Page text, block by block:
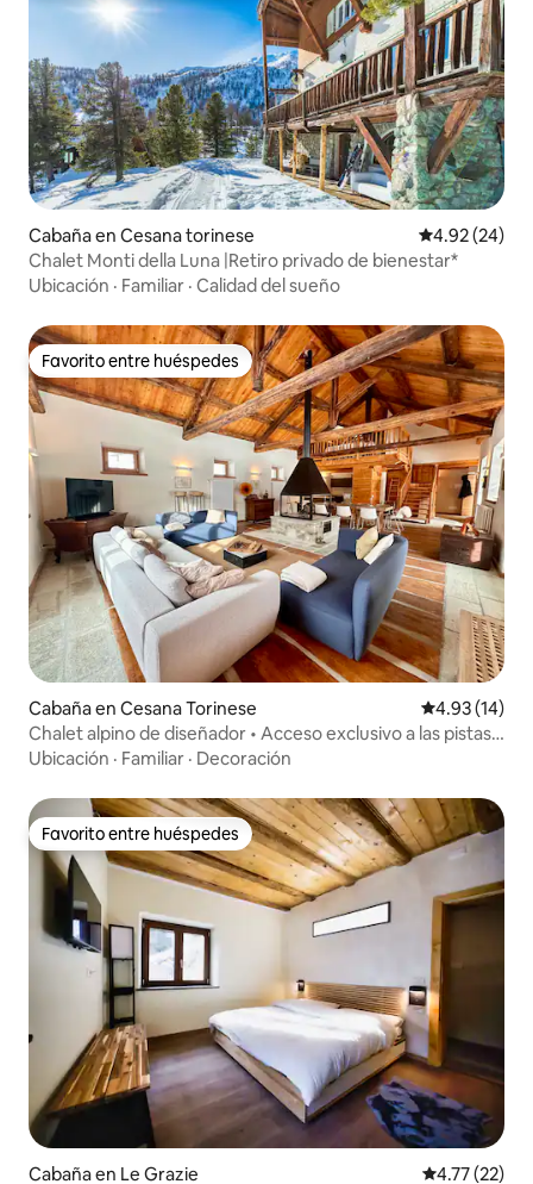
Cabaña en Cesana torinese Calificación
4.92 (24)
Chalet Monti della Luna |Retiro privado de bienestar*
Ubicación · Familiar · Calidad del sueño
Favorito entre huéspedes
Favorito entre huéspedes
Cabaña en Cesana Torinese Calificación
4.93 (14)
Chalet alpino de diseñador • Acceso exclusivo a las pistas
de esquí
Ubicación · Familiar · Decoración
Favorito entre huéspedes
Favorito entre huéspedes
Cabaña en Le Grazie Calificación
4.77 (22)